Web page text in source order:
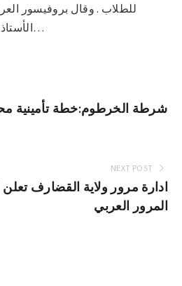
للطلاب . وقال بروفيسور
الأستاذ ميرغني علي عبد الرحمن…
شرطة الخرطوم:خطة تأمينية
NEXT POST
ادارة مرور ولاية القضارف
المرور العربي